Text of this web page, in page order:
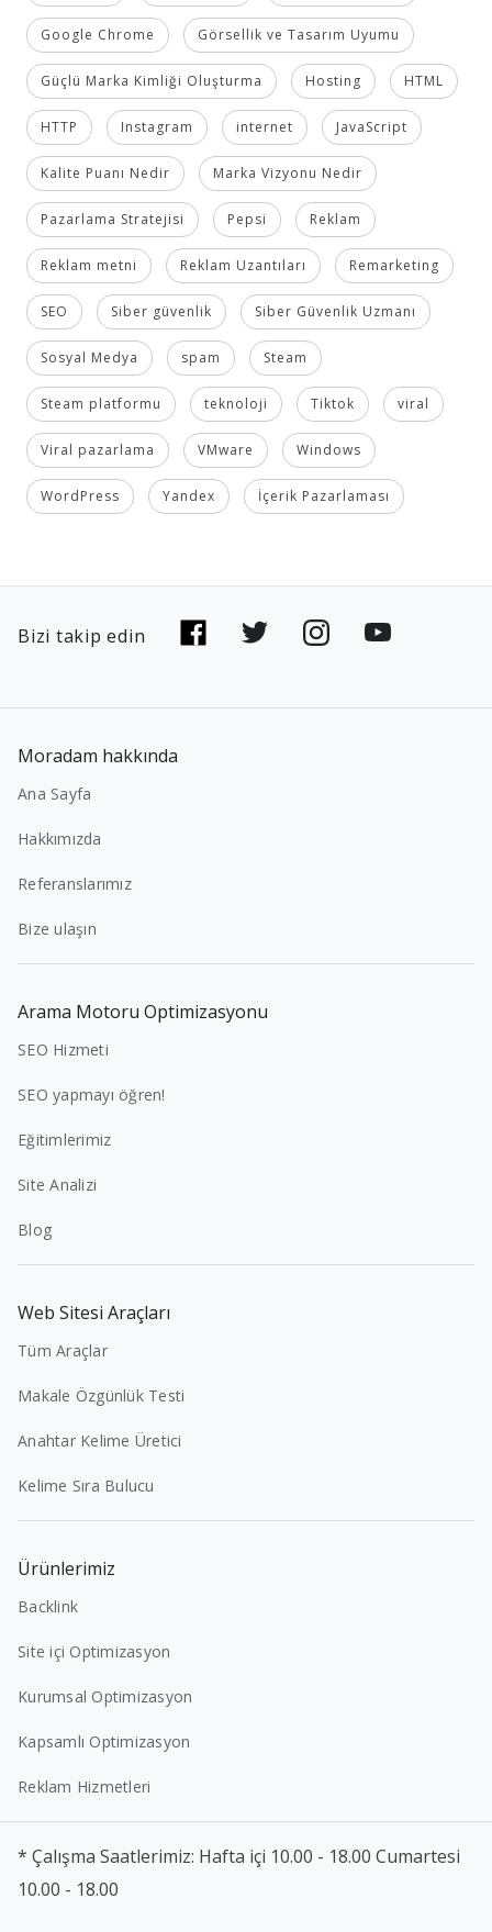
Google Chrome Görsellik ve Tasarım Uyumu
Güçlü Marka Kimliği Oluşturma Hosting HTML
HTTP Instagram internet JavaScript
Kalite Puanı Nedir Marka Vizyonu Nedir
Pazarlama Stratejisi Pepsi Reklam
Reklam metni Reklam Uzantıları Remarketing
SEO Siber güvenlik Siber Güvenlik Uzmanı
Sosyal Medya spam Steam
Steam platformu teknoloji Tiktok viral
Viral pazarlama VMware Windows
WordPress Yandex İçerik Pazarlaması
Bizi takip edin
Moradam hakkında
Ana Sayfa
Hakkımızda
Referanslarımız
Bize ulaşın
Arama Motoru Optimizasyonu
SEO Hizmeti
SEO yapmayı öğren!
Eğitimlerimiz
Site Analizi
Blog
Web Sitesi Araçları
Tüm Araçlar
Makale Özgünlük Testi
Anahtar Kelime Üretici
Kelime Sıra Bulucu
Ürünlerimiz
Backlink
Site içi Optimizasyon
Kurumsal Optimizasyon
Kapsamlı Optimizasyon
Reklam Hizmetleri
* Çalışma Saatlerimiz: Hafta içi 10.00 - 18.00 Cumartesi
10.00 - 18.00